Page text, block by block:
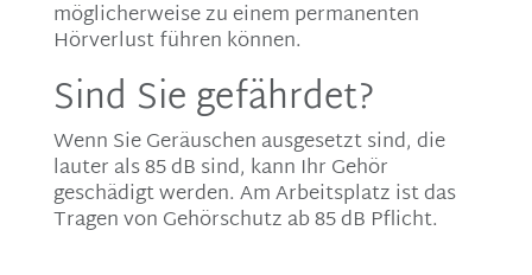
möglicherweise zu einem permanenten
Hörverlust führen können.
Sind Sie gefährdet?
Wenn Sie Geräuschen ausgesetzt sind, die
lauter als 85 dB sind, kann Ihr Gehör
geschädigt werden. Am Arbeitsplatz ist das
Tragen von Gehörschutz ab 85 dB Pflicht.